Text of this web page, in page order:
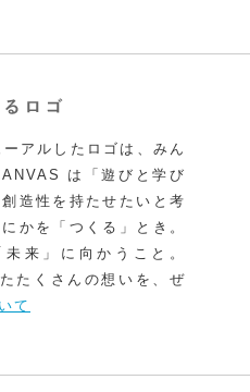
アルしたロゴは、みん
は「遊びと学び
造性を持たせたいと考
かを「つくる」とき。
来」に向かうこと。
たくさんの想いを、ぜ
て